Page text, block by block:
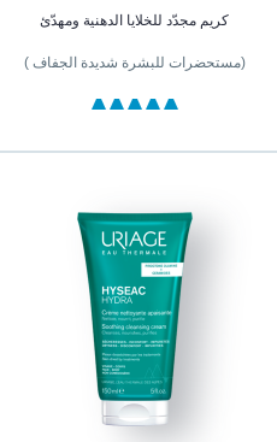
كريم مجدّد للخلايا الدهنية ومهدّئ
(مستحضرات للبشرة شديدة الجفاف )